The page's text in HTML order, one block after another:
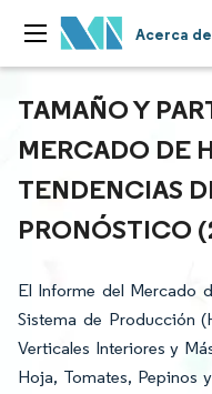
Acerca
TAMAÑO Y
MERCADO DE
TENDENCIAS
PRONÓSTICO
El Informe del Mercado
Sistema de Producción
Verticales Interiores y
Hoja, Tomates, Pepinos